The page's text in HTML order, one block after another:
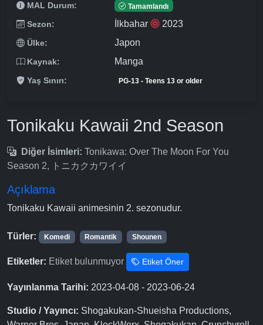
MAL Durum: Tamamlandı
Sezon: İlkbahar 2023
Ülke: Japon
Kaynak: Manga
Yaş Sınırı: PG-13 - Teens 13 or older
Tonikaku Kawaii 2nd Season
Diğer İsimleri: Tonikawa: Over The Moon For You
Season 2, トニカクカワイイ
Açıklama
Tonikaku Kawaii animesinin 2. sezonudur.
Türler: Komedi Romantik Shounen
Etiketler: Etiket bulunmuyor Etiket Öner
Yayınlanma Tarihi: 2023-04-08 - 2023-06-24
Studio / Yayıncı: Shogakukan-Shueisha Productions,